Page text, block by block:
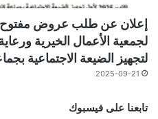
لجمعية الأعمال الخيرية
لتجهيز الضيعة الاجتماعية
2025-09-21
تابعنا على فيسبوك